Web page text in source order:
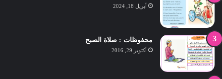
أبريل 18, 2024
محفوظات : صلاة الصبح
أكتوبر 29, 2016